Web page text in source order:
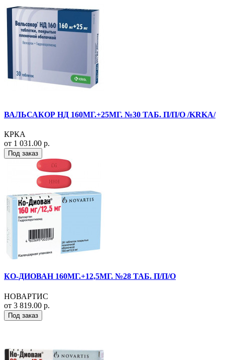
ВАЛЬСАКОР НД 160МГ.+25МГ. №30 ТАБ. П/П/О /KRKA/
КРКА
от 1 031.00 р.
Под заказ
КО-ДИОВАН 160МГ.+12,5МГ. №28 ТАБ. П/П/О
НОВАРТИС
от 3 819.00 р.
Под заказ